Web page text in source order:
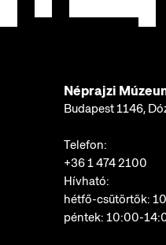
Néprajzi
Budapest 1146,
Telefon:
+36 1 474 2100
Hívható:
hétfő-csütörtök:
péntek: 10:00-